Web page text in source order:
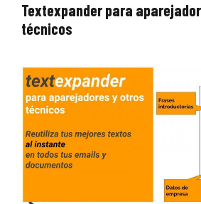
Textexpander para
técnicos